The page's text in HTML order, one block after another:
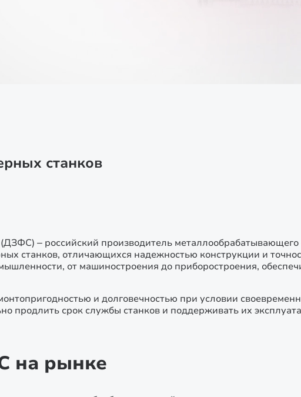
станков
– российский производитель металлообрабатывающего
станков, отличающихся надежностью конструкции и
от машиностроения до приборостроения,
и долговечностью при условии
продлить срок службы станков и поддерживать их
на рынке